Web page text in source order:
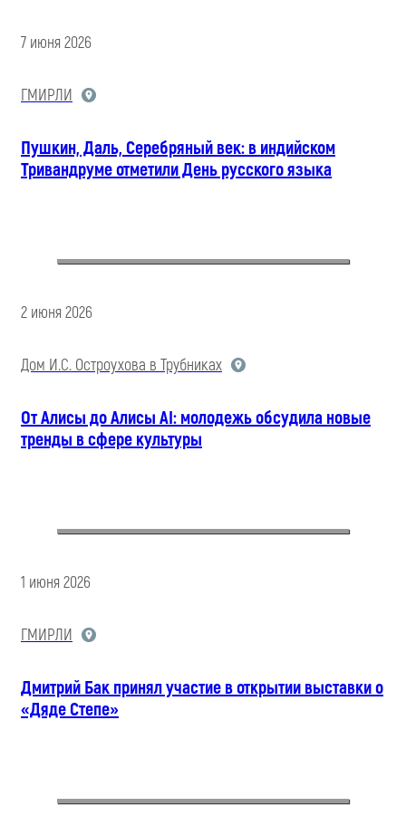
7 июня 2026
ГМИРЛИ
Пушкин, Даль, Серебряный век: в индийском
Тривандруме отметили День русского языка
2 июня 2026
Дом И.С. Остроухова в Трубниках
От Алисы до Алисы AI: молодежь обсудила новые
тренды в сфере культуры
1 июня 2026
ГМИРЛИ
Дмитрий Бак принял участие в открытии выставки о
«Дяде Степе»